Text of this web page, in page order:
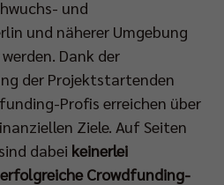
und
und näherer Umgebung
Dank der
der Projektstartenden
Profis erreichen über
Ziele. Auf Seiten
dabei keinerlei
Crowdfunding-